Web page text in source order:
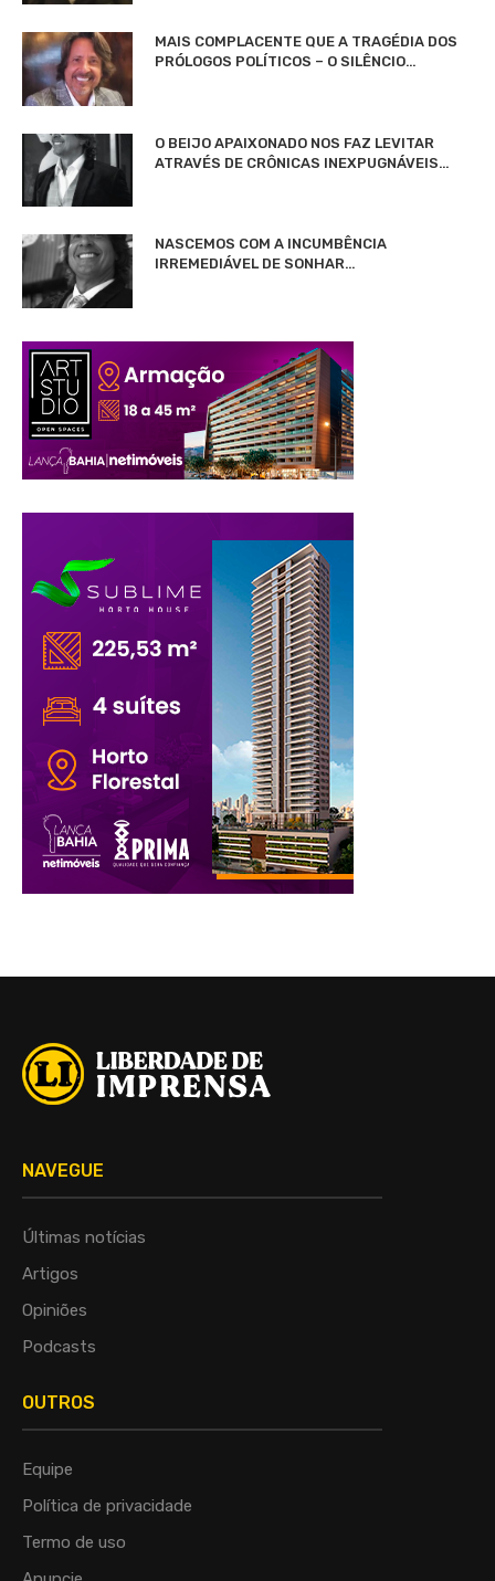
MAIS COMPLACENTE QUE A TRAGÉDIA DOS
PRÓLOGOS POLÍTICOS – O SILÊNCIO…
O BEIJO APAIXONADO NOS FAZ LEVITAR
ATRAVÉS DE CRÔNICAS INEXPUGNÁVEIS…
NASCEMOS COM A INCUMBÊNCIA
IRREMEDIÁVEL DE SONHAR…
NAVEGUE
Últimas notícias
Artigos
Opiniões
Podcasts
OUTROS
Equipe
Política de privacidade
Termo de uso